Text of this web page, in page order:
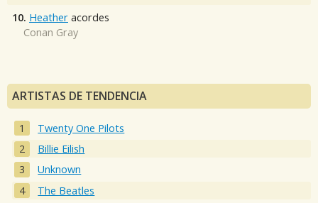
10. Heather acordes
Conan Gray
ARTISTAS DE TENDENCIA
Twenty One Pilots
Billie Eilish
Unknown
The Beatles